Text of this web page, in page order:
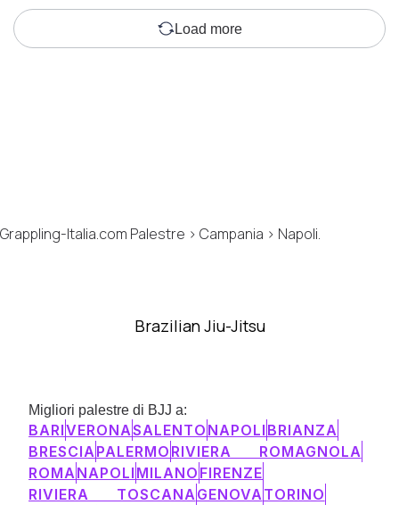
Load more
Grappling-Italia.com Palestre > Campania > Napoli.
Brazilian Jiu-Jitsu
Migliori palestre di BJJ a:
BARIVERONASALENTO NAPOLI BRIANZA
BRESCIAPALERMO RIVIERA ROMAGNOLA
ROMANAPOLI MILANO FIRENZE
RIVIERA TOSCANAGENOVATORINO